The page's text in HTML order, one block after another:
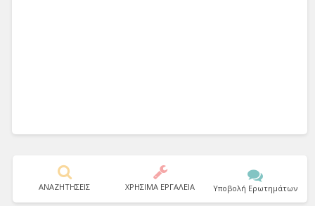
ΑΝΑΖΗΤΗΣΕΙΣ ΧΡΗΣΙΜΑ ΕΡΓΑΛΕΙΑ Υποβολή Ερωτημάτων